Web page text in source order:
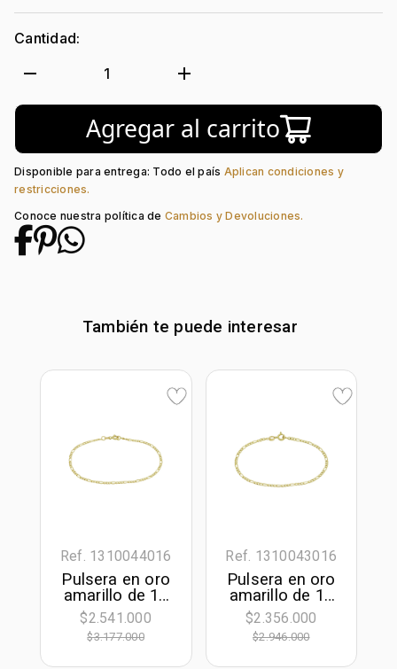
Género: Hombre
Tono Metal:
Metal: Oro 18 Kilates
Figaro 1-3
Longitud: 60
Tipo de terminado:
Liso
Tipo de Broche:
Reasa
Cantidad:
remove 1 add
Agregar al carrito
Disponible para entrega: Todo el país Aplican condiciones y
restricciones.
Conoce nuestra política de Cambios y Devoluciones.
También te puede interesar
Ref. 1310044016
Pulsera en oro
amarillo de 18
Kilates, 21 cm.
de largo, 2 mm.
de ancho
$2.541.000
$3.177.000
Ref. 1310043016
Pulsera en oro
amarillo de 18
Kilates, 19 cm.
de largo, 2 mm.
de ancho
$2.356.000
$2.946.000